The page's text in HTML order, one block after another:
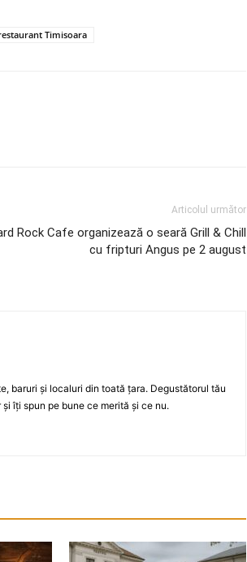
Timisoara
Articolul următor
Rock Cafe organizează o seară Grill & Chill
cu fripturi Angus pe 2 august
baruri şi localuri din toată ţara. Degustătorul tău
îţi spun pe bune ce merită şi ce nu.